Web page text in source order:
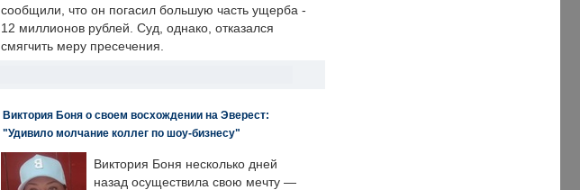
сообщили, что он погасил большую часть ущерба -
12 миллионов рублей. Суд, однако, отказался
смягчить меру пресечения.
Виктория Боня о своем восхождении на Эверест:
"Удивило молчание коллег по шоу-бизнесу"
Виктория Боня несколько дней
назад осуществила свою мечту —